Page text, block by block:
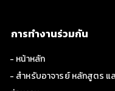
การทำงานร่วมกัน
- หน้าหลัก
- สำหรับอาจารย์ หลักสูตร แ